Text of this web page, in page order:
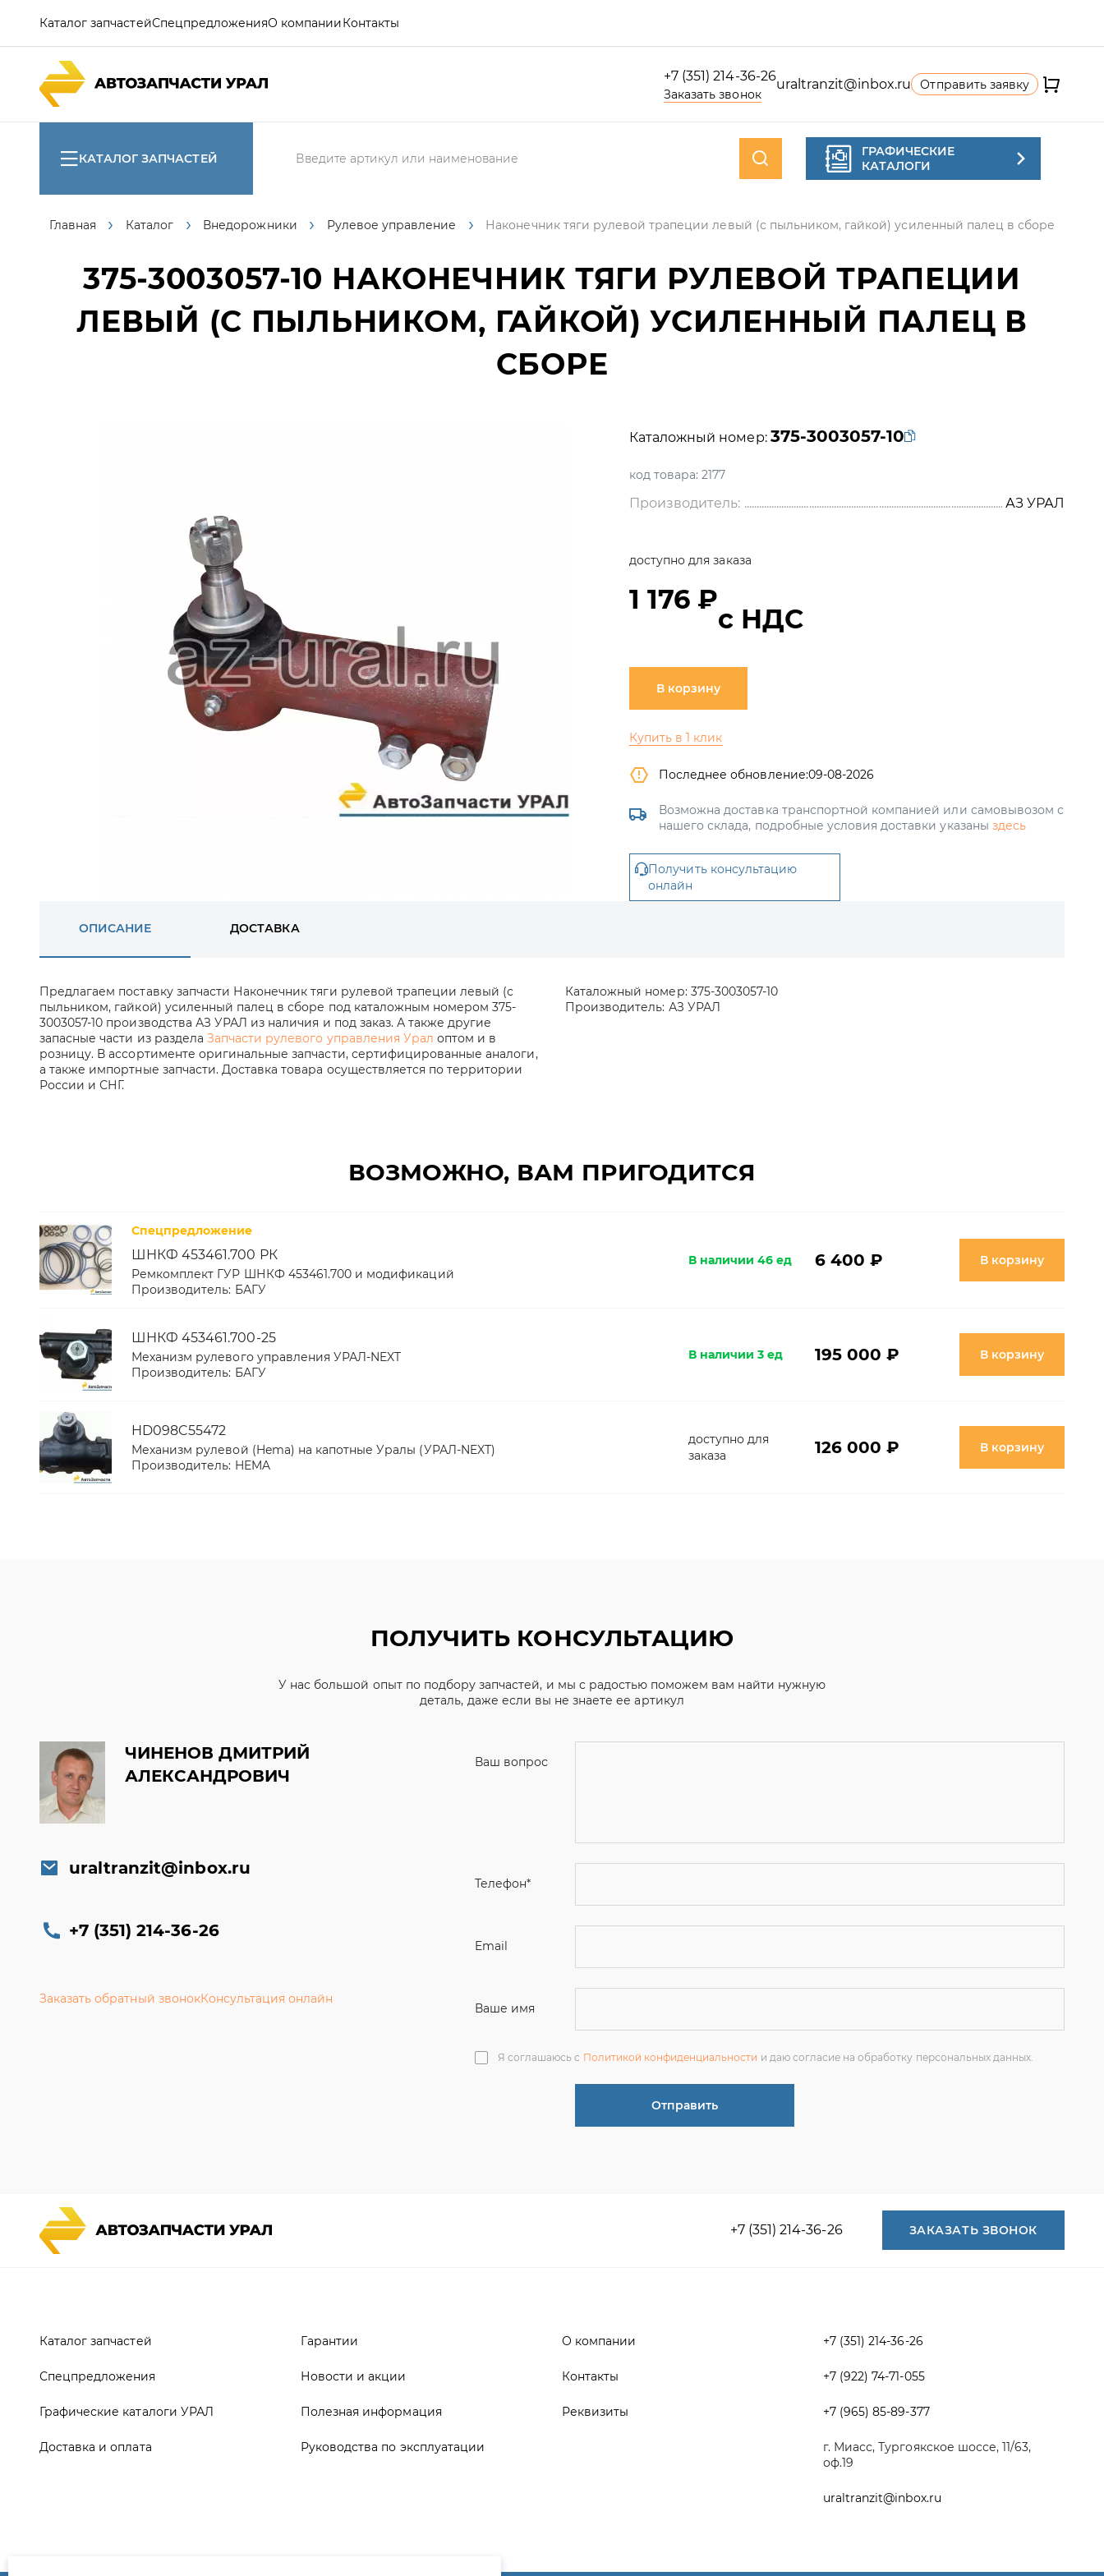
Каталог запчастейСпецпредложенияО компанииКонтакты
+7 (351) 214-36-26
Заказать звонок
uraltranzit@inbox.ru Отправить заявку
КАТАЛОГ ЗАПЧАСТЕЙ
ГРАФИЧЕСКИЕ
КАТАЛОГИ
Главная Каталог Внедорожники Рулевое управление Наконечник тяги рулевой трапеции левый (с пыльником, гайкой) усиленный палец в сборе
375-3003057-10 НАКОНЕЧНИК ТЯГИ РУЛЕВОЙ ТРАПЕЦИИ
ЛЕВЫЙ (С ПЫЛЬНИКОМ, ГАЙКОЙ) УСИЛЕННЫЙ ПАЛЕЦ В
СБОРЕ
Каталожный номер: 375-3003057-10
код товара: 2177
Производитель: АЗ УРАЛ
доступно для заказа
1 176 ₽
с НДС
В корзину
Купить в 1 клик
Последнее обновление:09-08-2026
Возможна доставка транспортной компанией или самовывозом с
нашего склада, подробные условия доставки указаны здесь
Получить консультацию
онлайн
ОПИСАНИЕ ДОСТАВКА
Предлагаем поставку запчасти Наконечник тяги рулевой трапеции левый (с
пыльником, гайкой) усиленный палец в сборе под каталожным номером 375-
3003057-10 производства АЗ УРАЛ из наличия и под заказ. А также другие
запасные части из раздела Запчасти рулевого управления Урал оптом и в
розницу. В ассортименте оригинальные запчасти, сертифицированные аналоги,
а также импортные запчасти. Доставка товара осуществляется по территории
России и СНГ.
Каталожный номер: 375-3003057-10
Производитель: АЗ УРАЛ
ВОЗМОЖНО, ВАМ ПРИГОДИТСЯ
Спецпредложение
ШНКФ 453461.700 РК
Ремкомплект ГУР ШНКФ 453461.700 и модификаций
Производитель: БАГУ
В наличии 46 ед 6 400 ₽ В корзину
ШНКФ 453461.700-25
Механизм рулевого управления УРАЛ-NEXT
Производитель: БАГУ
В наличии 3 ед 195 000 ₽ В корзину
HD098C55472
Механизм рулевой (Hema) на капотные Уралы (УРАЛ-NEXT)
Производитель: HEMA
доступно для
заказа
126 000 ₽ В корзину
ПОЛУЧИТЬ КОНСУЛЬТАЦИЮ
У нас большой опыт по подбору запчастей, и мы с радостью поможем вам найти нужную
деталь, даже если вы не знаете ее артикул
ЧИНЕНОВ ДМИТРИЙ
АЛЕКСАНДРОВИЧ
uraltranzit@inbox.ru
+7 (351) 214-36-26
Заказать обратный звонокКонсультация онлайн
Ваш вопрос
Я соглашаюсь с
Отправить
Каталог запчастей +7 (351) 214-36-26
оф.19
uraltranzit@inbox.ru